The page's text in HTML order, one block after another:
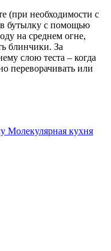
(при необходимости с
бутылку с помощью
на среднем огне,
блинчики. За
слою теста – когда
переворачивать или
Молекулярная кухня